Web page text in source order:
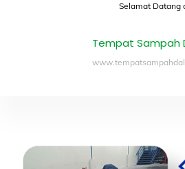
Selamat Datang
Tempat Sampah